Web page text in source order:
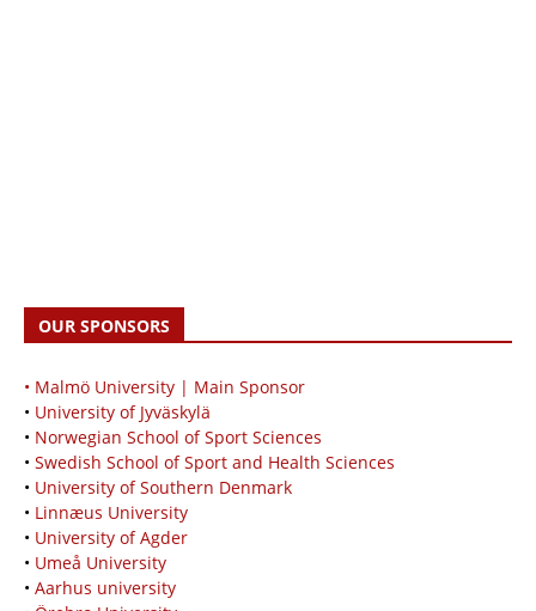
OUR SPONSORS
• Malmö University | Main Sponsor
• University of Jyväskylä
• Norwegian School of Sport Sciences
• Swedish School of Sport and Health Sciences
• University of Southern Denmark
• Linnæus University
• University of Agder
• Umeå University
• Aarhus university